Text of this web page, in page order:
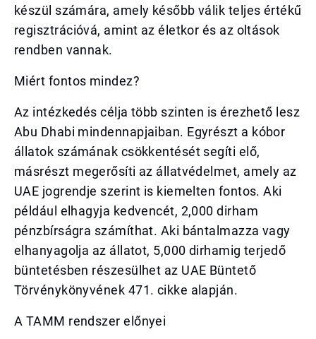
készül számára, amely később válik teljes értékű
regisztrációvá, amint az életkor és az oltások
rendben vannak.
Miért fontos mindez?
Az intézkedés célja több szinten is érezhető lesz
Abu Dhabi mindennapjaiban. Egyrészt a kóbor
állatok számának csökkentését segíti elő,
másrészt megerősíti az állatvédelmet, amely az
UAE jogrendje szerint is kiemelten fontos. Aki
például elhagyja kedvencét, 2,000 dirham
pénzbírságra számíthat. Aki bántalmazza vagy
elhanyagolja az állatot, 5,000 dirhamig terjedő
büntetésben részesülhet az UAE Büntető
Törvénykönyvének 471. cikke alapján.
A TAMM rendszer előnyei